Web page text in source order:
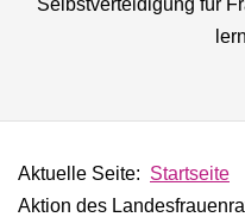
Selbstverteidigung für
Aktuelle Seite: Startseite
Aktion des